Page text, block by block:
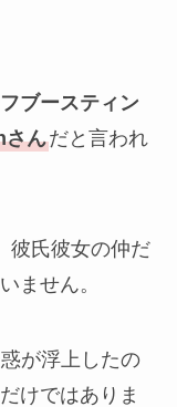
ブースティン
さんだと言われ
彼氏彼女の仲だ
ません。
が浮上したの
けではありま